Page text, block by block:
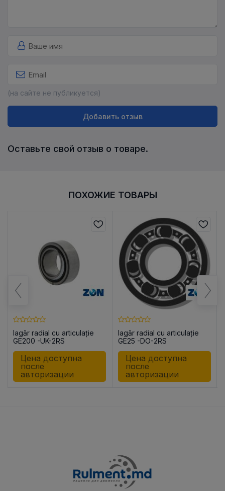
(на сайте не публикуется)
Добавить отзыв
Оставьте свой отзыв о товаре.
ПОХОЖИЕ ТОВАРЫ
lagăr radial cu articulație
GE200 -UK-2RS
Цена доступна
после
авторизации
lagăr radial cu articulație
GE25 -DO-2RS
Цена доступна
после
авторизации